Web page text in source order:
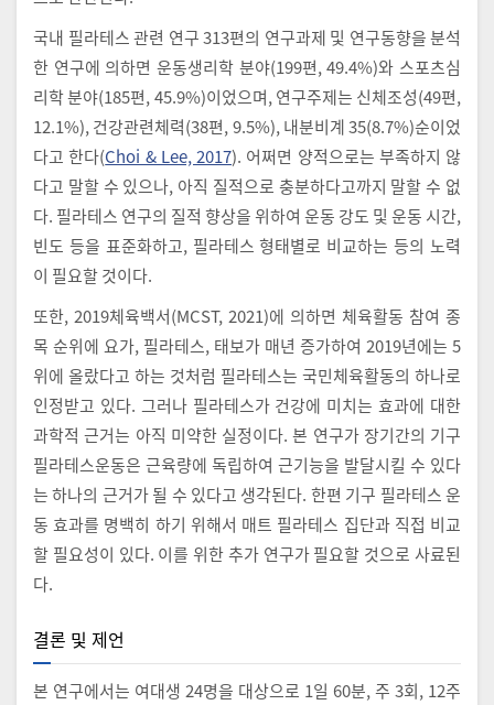
국내 필라테스 관련 연구 313편의 연구과제 및 연구동향을 분석
한 연구에 의하면 운동생리학 분야(199편, 49.4%)와 스포츠심
리학 분야(185편, 45.9%)이었으며, 연구주제는 신체조성(49편,
12.1%), 건강관련체력(38편, 9.5%), 내분비계 35(8.7%)순이었
다고 한다(Choi & Lee, 2017). 어쩌면 양적으로는 부족하지 않
다고 말할 수 있으나, 아직 질적으로 충분하다고까지 말할 수 없
다. 필라테스 연구의 질적 향상을 위하여 운동 강도 및 운동 시간,
빈도 등을 표준화하고, 필라테스 형태별로 비교하는 등의 노력
이 필요할 것이다.
또한, 2019체육백서(MCST, 2021)에 의하면 체육활동 참여 종
목 순위에 요가, 필라테스, 태보가 매년 증가하여 2019년에는 5
위에 올랐다고 하는 것처럼 필라테스는 국민체육활동의 하나로
인정받고 있다. 그러나 필라테스가 건강에 미치는 효과에 대한
과학적 근거는 아직 미약한 실정이다. 본 연구가 장기간의 기구
필라테스운동은 근육량에 독립하여 근기능을 발달시킬 수 있다
는 하나의 근거가 될 수 있다고 생각된다. 한편 기구 필라테스 운
동 효과를 명백히 하기 위해서 매트 필라테스 집단과 직접 비교
할 필요성이 있다. 이를 위한 추가 연구가 필요할 것으로 사료된
다.
결론 및 제언
본 연구에서는 여대생 24명을 대상으로 1일 60분, 주 3회, 12주